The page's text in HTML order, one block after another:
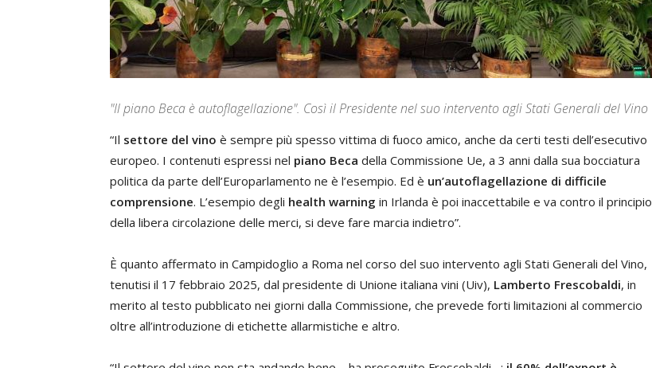
"Il piano Beca è autoflagellazione". Così il Presidente nel suo intervento agli Stati Generali del Vino
“Il settore del vino è sempre più spesso vittima di fuoco amico, anche da certi testi dell’esecutivo
europeo. I contenuti espressi nel piano Beca della Commissione Ue, a 3 anni dalla sua bocciatura
politica da parte dell’Europarlamento ne è l’esempio. Ed è un’autoflagellazione di difficile
comprensione. L’esempio degli health warning in Irlanda è poi inaccettabile e va contro il principio
della libera circolazione delle merci, si deve fare marcia indietro”.
È quanto affermato in Campidoglio a Roma nel corso del suo intervento agli Stati Generali del Vino,
tenutisi il 17 febbraio 2025, dal presidente di Unione italiana vini (Uiv), Lamberto Frescobaldi, in
merito al testo pubblicato nei giorni dalla Commissione, che prevede forti limitazioni al commercio
oltre all’introduzione di etichette allarmistiche e altro.